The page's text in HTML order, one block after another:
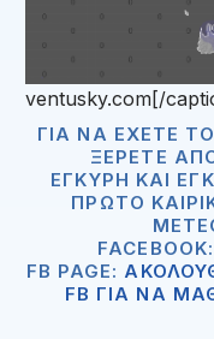
ventusky.com[/
ΓΙΑ ΝΑ ΈΧΕΤΕ
ΞΈΡΕΤΕ
ΈΓΚΥΡΗ ΚΑΙ
ΠΡΏΤΟ
FB PAGE:
FB ΓΙΑ ΝΑ